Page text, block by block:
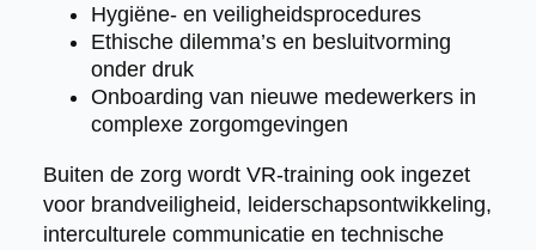
Hygiëne- en veiligheidsprocedures
Ethische dilemma’s en besluitvorming
onder druk
Onboarding van nieuwe medewerkers in
complexe zorgomgevingen
Buiten de zorg wordt VR-training ook ingezet
voor brandveiligheid, leiderschapsontwikkeling,
interculturele communicatie en technische